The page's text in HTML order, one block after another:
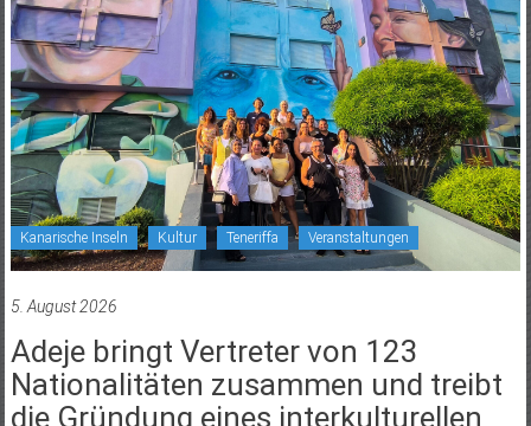
Kanarische Inseln Kultur Teneriffa Veranstaltungen
5. August 2026
Adeje bringt Vertreter von 123
Nationalitäten zusammen und treibt
die Gründung eines interkulturellen